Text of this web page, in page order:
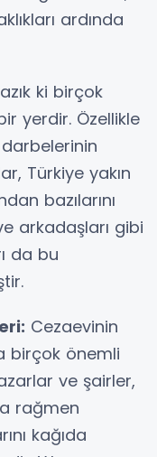
ardında
ki birçok
yerdir. Özellikle
darbelerinin
Türkiye yakın
bazılarını
arkadaşları gibi
da bu
Cezaevinin
birçok önemli
ve şairler,
rağmen
kağıda